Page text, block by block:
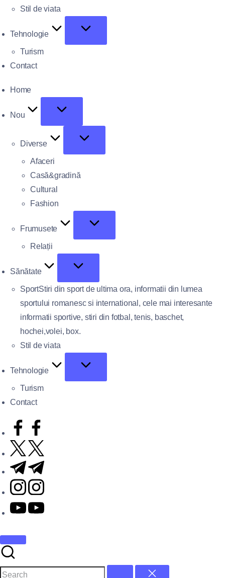
Stil de viata
Tehnologie
Turism
Contact
Home
Nou
Diverse
Afaceri
Casă&gradină
Cultural
Fashion
Frumusete
Relații
Sănătate
SportStiri din sport de ultima ora, informatii din lumea
sportului romanesc si international, cele mai interesante
informatii sportive, stiri din fotbal, tenis, baschet,
hochei,volei, box.
Stil de viata
Tehnologie
Turism
Contact